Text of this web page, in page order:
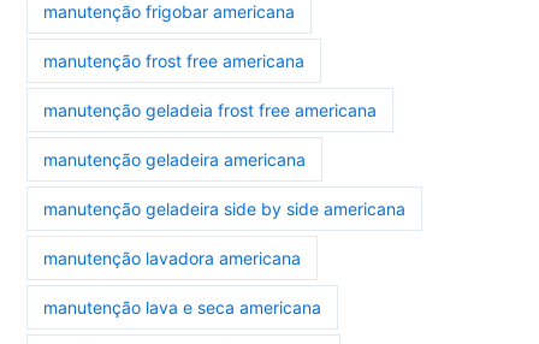
manutenção frigobar americana
manutenção frost free americana
manutenção geladeia frost free americana
manutenção geladeira americana
manutenção geladeira side by side americana
manutenção lavadora americana
manutenção lava e seca americana